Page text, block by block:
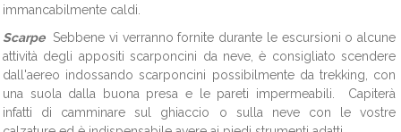
immancabilmente caldi.
ScarpeSebbene vi verranno fornite durante le escursioni o alcune
attività degli appositi scarponcini da neve, è consigliato scendere
dall'aereo indossando scarponcini possibilmente da trekking, con
una suola dalla buona presa e le pareti impermeabili. Capiterà
infatti di camminare sul ghiaccio o sulla neve con le vostre